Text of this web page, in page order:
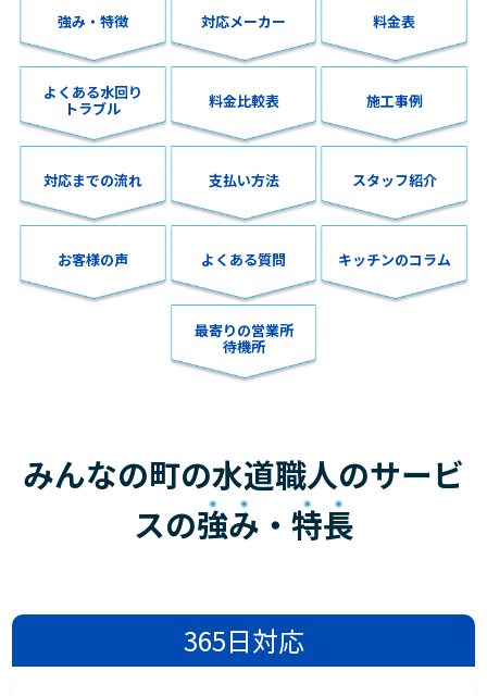
強み・特徴 対応メーカー 料金表
よくある水回り
トラブル 料金比較表 施工事例
対応までの流れ 支払い方法 スタッフ紹介
お客様の声 よくある質問 キッチンのコラム
最寄りの営業所
待機所
みんなの町の水道職人のサービ
スの強み ・ 特長
365日対応